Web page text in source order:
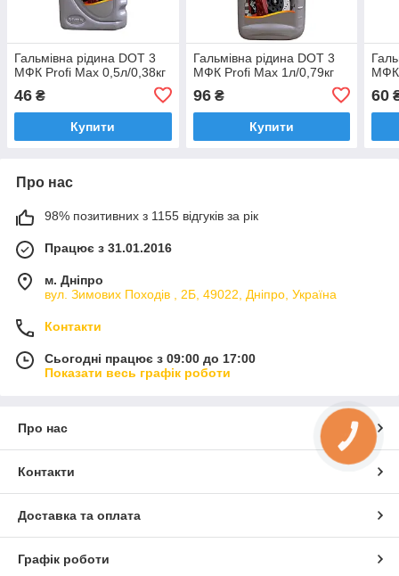
Гальмівна рідина DOT 3
МФК Profi Max 0,5л/0,38кг
46 ₴
Купити
Гальмівна рідина DOT 3
МФК Profi Max 1л/0,79кг
96₴
Купити
МФК
60
Про нас
98% позитивних з 1155 відгуків за рік
Працює з 31.01.2016
м. Дніпро
вул. Зимових Походiв , 2Б, 49022, Дніпро, Україна
Контакти
Сьогодні працює з 09:00 до 17:00
Показати весь графік роботи
Про нас
Контакти
Доставка та оплата
Графік роботи
КНОПКА
ЗВ'ЯЗКУ